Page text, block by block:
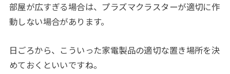
部屋が広すぎる場合は、プラズマクラスターが適切に作
動しない場合があります。
日ごろから、こういった家電製品の適切な置き場所を決
めておくといいですね。